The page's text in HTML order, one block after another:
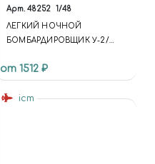
Арт. 48252 1/48
ЛЕГКИЙ НОЧНОЙ
БОМБАРДИРОВЩИК У-2/
от 1512 ₽
icm